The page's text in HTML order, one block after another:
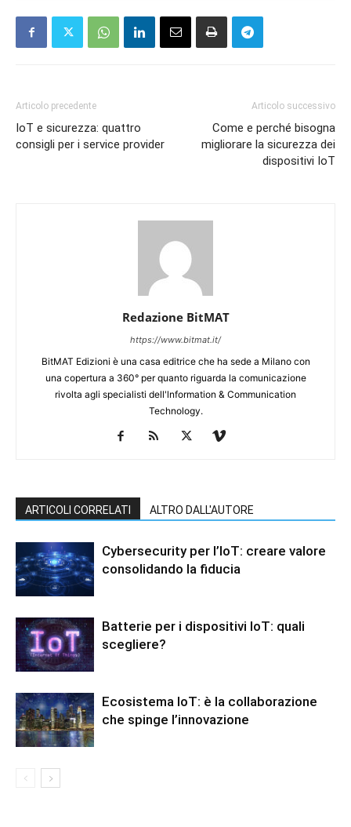
Articolo precedente
IoT e sicurezza: quattro
consigli per i service provider
Articolo successivo
Come e perché bisogna
migliorare la sicurezza dei
dispositivi IoT
Redazione BitMAT
https://www.bitmat.it/
BitMAT Edizioni è una casa editrice che ha sede a Milano con
una copertura a 360° per quanto riguarda la comunicazione
rivolta agli specialisti dell'lnformation & Communication
Technology.
ARTICOLI CORRELATI ALTRO DALL'AUTORE
Cybersecurity per l’IoT: creare valore
consolidando la fiducia
Batterie per i dispositivi IoT: quali
scegliere?
Ecosistema IoT: è la collaborazione
che spinge l’innovazione